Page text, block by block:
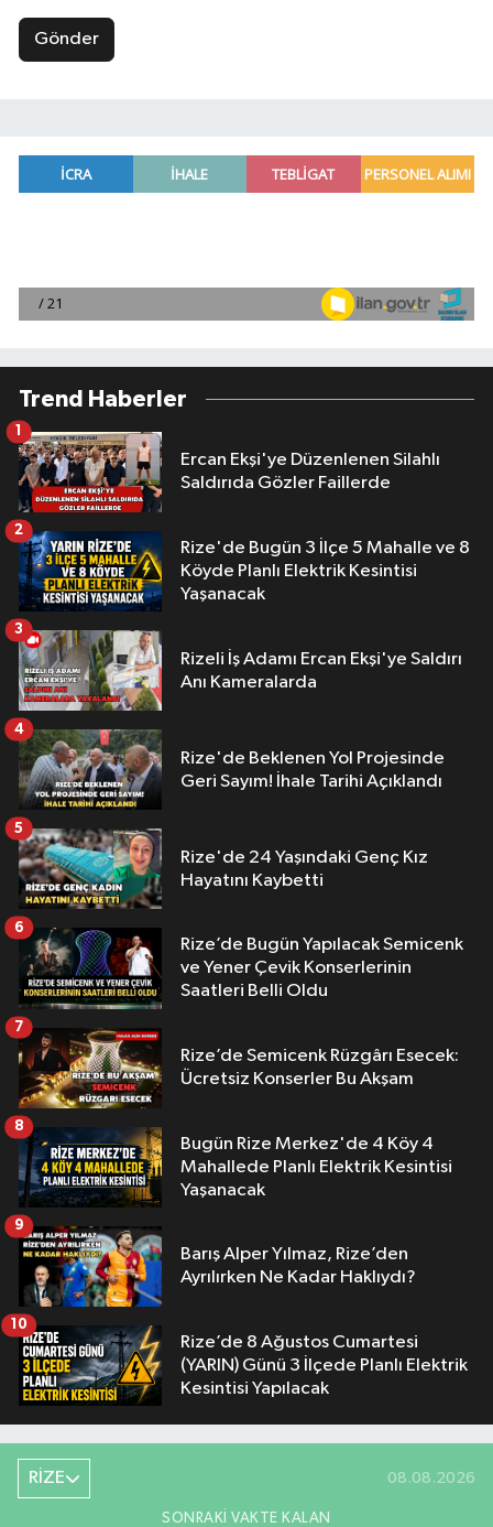
Gönder
Trend Haberler
Ercan Ekşi'ye Düzenlenen Silahlı
Saldırıda Gözler Faillerde
1
Rize'de Bugün 3 İlçe 5 Mahalle ve 8
Köyde Planlı Elektrik Kesintisi
Yaşanacak
2
Rizeli İş Adamı Ercan Ekşi'ye Saldırı
Anı Kameralarda
3
Rize'de Beklenen Yol Projesinde
Geri Sayım! İhale Tarihi Açıklandı
4
Rize'de 24 Yaşındaki Genç Kız
Hayatını Kaybetti
5
Rize’de Bugün Yapılacak Semicenk
ve Yener Çevik Konserlerinin
Saatleri Belli Oldu
6
Rize’de Semicenk Rüzgârı Esecek:
Ücretsiz Konserler Bu Akşam
7
Bugün Rize Merkez'de 4 Köy 4
Mahallede Planlı Elektrik Kesintisi
Yaşanacak
8
Barış Alper Yılmaz, Rize’den
Ayrılırken Ne Kadar Haklıydı?
9
Rize’de 8 Ağustos Cumartesi
(YARIN) Günü 3 İlçede Planlı Elektrik
Kesintisi Yapılacak
10
RİZE 08.08.2026
SONRAKI VAKTE KALAN